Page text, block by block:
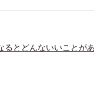
るとどんないいことが